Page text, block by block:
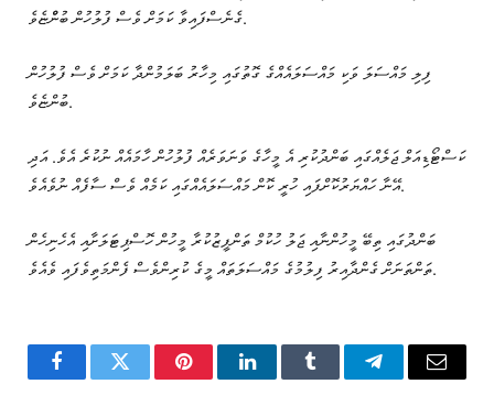
ގެނެސްފައިވާ ކަމަށް ވެސް ފުލުހުން ބުންްޏެވެ.
ފިލި މައްސަލަ ވަކި މައްސަލައެއްގެ ގޮތުގައި މިހާރު ބަލަމުންދާ ކަމަށް ވެސް ފުލުހުން
ބުންޏެވެ.
ކަސްޓޯޑިއަލް ޖަލެއްގައި ބަންދުކުރި އެ މީހާގެ ވަނަވަރެއް ފުލުހުން ހާމައެއް ނުކުރެ އެވެ. އަދި
އޭނާ ހައްޔަރުކޮށްފައި ހުރީ ކޮން މައްސަލައެއްގައި ކަމެއް ވެސް ސާފެއް ނުވެއެވެ.
ބަންދުގައި ތިބޭ މީހުންނާއި ޖަލު ހުކުމް ތަންފީޒުކުރާ މީހުން ހޮސްޕިޓަލަށާއި އެހެނިހެން
ތަންތަނަށް ގެންދާއިރު ފިލުމުގެ މައްސަލަތައް މީގެ ކުރިންވެސް ފެންމަތިވެފައި ވެއެވެ.
FacebookTwitter PinterestLinkedInTumblr TelegramEmail